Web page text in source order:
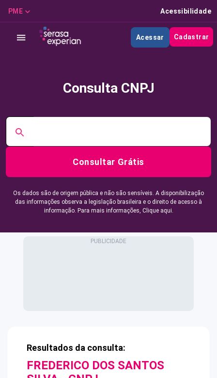
PME Acessibilidade
Acessar Cadastrar
Consulta CNPJ
Consultar Grátis
Os dados são de origem pública e não são sensíveis. A disponibilização
das informações observa a legislação brasileira e o direito de acesso à
informação. Para mais informações, Clique aqui.
Resultados da consulta:
FREDERICO DOS SANTOS